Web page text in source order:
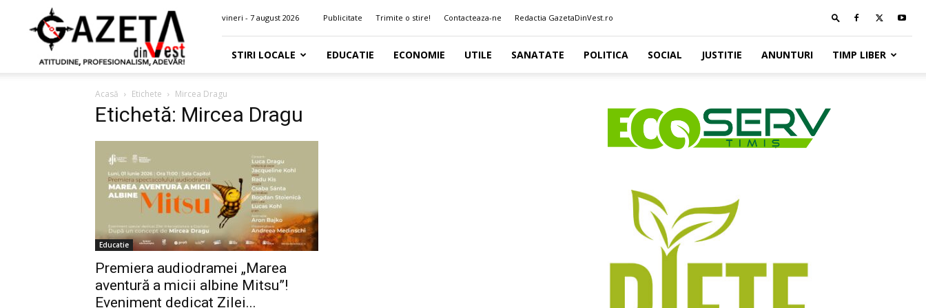
Gazeta
din
Vest
vineri - 7 august 2026 Publicitate Trimite o stire! Contacteaza-ne Redactia GazetaDinVest.ro
STIRI LOCALE EDUCATIE ECONOMIE UTILE SANATATE POLITICA SOCIAL JUSTITIE ANUNTURI TIMP LIBER
Acasă Etichete Mircea Dragu
Etichetă: Mircea Dragu
Educatie
Premiera audiodramei „Marea
aventură a micii albine Mitsu”!
Eveniment dedicat Zilei...